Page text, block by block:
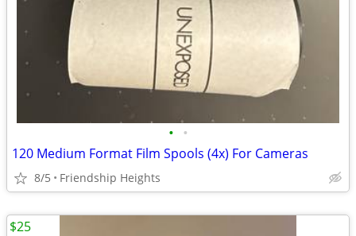
• •
120 Medium Format Film Spools (4x) For Cameras
8/5 Friendship Heights
$25